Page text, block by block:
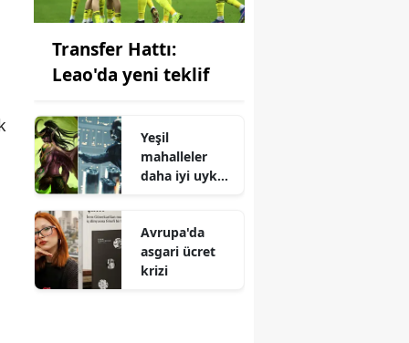
Transfer Hattı:
Leao'da yeni teklif
Yeşil
mahalleler
daha iyi uyku
Avrupa'da
asgari ücret
krizi